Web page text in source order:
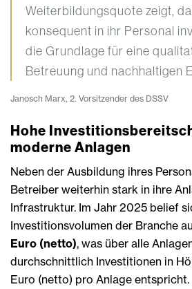
Weiterbildungsquote zeigt,
konsequent in ihr Personal
die Grundlage für eine
Betreuung und nachhaltigen
Janosch Marx, 2. Vorsitzender des DSSV
Hohe
moderne Anlagen
Neben der Ausbildung ihres
Betreiber weiterhin stark in ihre
Infrastruktur. Im Jahr 2025 belief
Investitionsvolumen der Branche
Euro (netto), was über alle
durchschnittlich Investitionen in
Euro (netto) pro Anlage entspricht.